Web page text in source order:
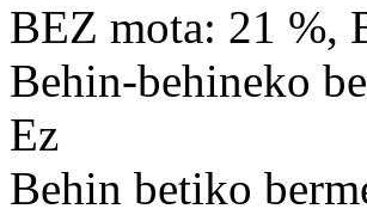
BEZ mota: 21 %,
Behin-behineko
Ez
Behin betiko